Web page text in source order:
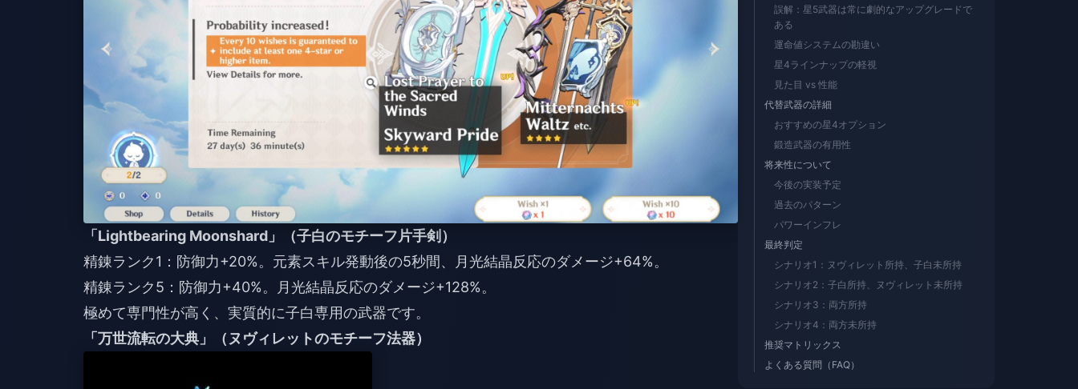
「Lightbearing Moonshard」（子白のモチーフ片手剣）
精錬ランク1：防御力+20%。元素スキル発動後の5秒間、月光結晶反応のダメージ+64%。
精錬ランク5：防御力+40%。月光結晶反応のダメージ+128%。
極めて専門性が高く、実質的に子白専用の武器です。
「万世流転の大典」（ヌヴィレットのモチーフ法器）
誤解：星5武器は常に劇的なアップグレードで
ある
運命値システムの勘違い
星4ラインナップの軽視
見た目 vs 性能
代替武器の詳細
おすすめの星4オプション
鍛造武器の有用性
将来性について
今後の実装予定
過去のパターン
パワーインフレ
最終判定
シナリオ1：ヌヴィレット所持、子白未所持
シナリオ2：子白所持、ヌヴィレット未所持
シナリオ3：両方所持
シナリオ4：両方未所持
推奨マトリックス
よくある質問（FAQ）